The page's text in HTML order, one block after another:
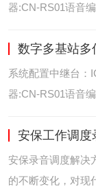
器:CN-RS01语音
通过IP网络互联
延伸到世界的每一
数字多基站多
系统配置中继台：
器:CN-RS01语音
之间通过IP网络
讯将延伸到世界的
安保工作调度
安保录音调度解决
的不断变化，对现